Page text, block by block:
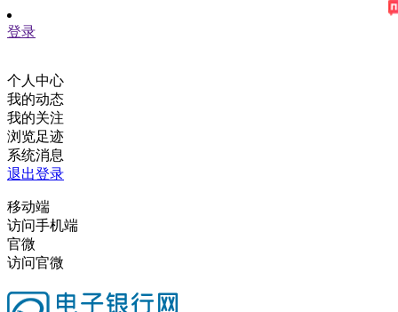
登录
个人中心
我的动态
我的关注
浏览足迹
系统消息
退出登录
移动端
访问手机端
官微
访问官微